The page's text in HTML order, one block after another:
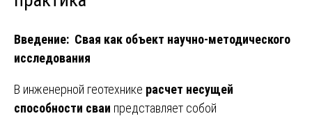
Введение: Свая как объект научно-методического
исследования
В инженерной геотехнике расчет несущей
способности сваи представляет собой